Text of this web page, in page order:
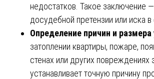
недостатков. Такое заключение
досудебной претензии или иска в
Определение причин и
затоплении квартиры, пожаре,
стенах или других повреждениях
устанавливает точную причину